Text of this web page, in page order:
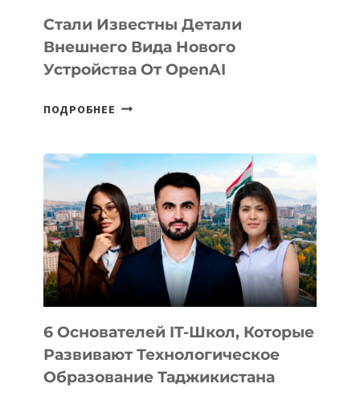
Стали Известны Детали
Внешнего Вида Нового
Устройства От OpenAI
ПОДРОБНЕЕ СТАЛИ
ВНЕШНЕГО
ВИДА
НОВОГО
УСТРОЙСТВА
ОТ
OPENAI
6 Основателей IT-Школ, Которые
Развивают Технологическое
Образование Таджикистана